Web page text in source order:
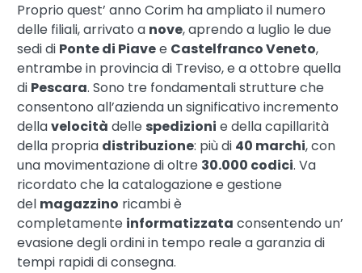
Proprio quest’ anno Corim ha ampliato il numero
delle filiali, arrivato a nove, aprendo a luglio le due
sedi di Ponte di Piavee Castelfranco Veneto,
entrambe in provincia di Treviso, e a ottobre quella
di Pescara. Sono tre fondamentali strutture che
consentono all’azienda un significativo incremento
dellavelocità delle spedizioni e della capillarità
della propria distribuzione: più di 40 marchi, con
una movimentazione di oltre 30.000 codici. Va
ricordato che la catalogazione e gestione
del magazzino ricambi è
completamente informatizzata consentendo un’
evasione degli ordini in tempo reale a garanzia di
tempi rapidi di consegna.